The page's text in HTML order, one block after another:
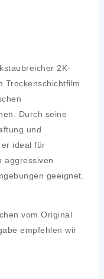
2K-
Trockenschichtfilm
Durch seine
und
ideal für
aggressiven
geeignet.
vom Original
empfehlen wir